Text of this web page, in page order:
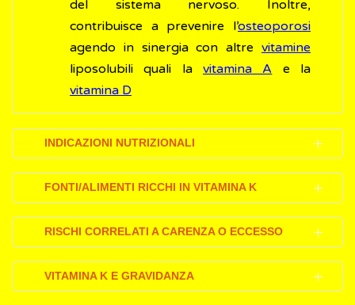
del sistema nervoso. Inoltre,
contribuisce a prevenire l’osteoporosi
agendo in sinergia con altre vitamine
liposolubili quali la vitamina A e la
vitamina D
INDICAZIONI NUTRIZIONALI
Per evitare la carenza di vitamina K1, la
raccomandazione è quella di assumere
almeno duecento grammi di verdura ogni
giorno. Inoltre, sarebbe auspicabile
mangiare quotidianamente anche cibi
fermentati (yogurt,formaggi), in modo da
FONTI/ALIMENTI RICCHI IN VITAMINA K
Le più importanti fonti naturali di vitamina K1
sono le verdure a foglia verde:
spinaci
RISCHI CORRELATI A CARENZA O ECCESSO
Carenza di vitamina K
VITAMINA K E GRAVIDANZA